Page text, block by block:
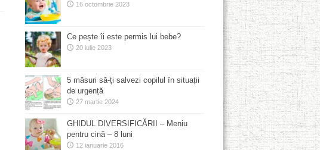
16 octombrie 2023
Ce pește îi este permis lui bebe?
20 iulie 2023
5 măsuri să-ți salvezi copilul în situații
de urgență
27 martie 2024
GHIDUL DIVERSIFICĂRII – Meniu
pentru cină – 8 luni
12 ianuarie 2016